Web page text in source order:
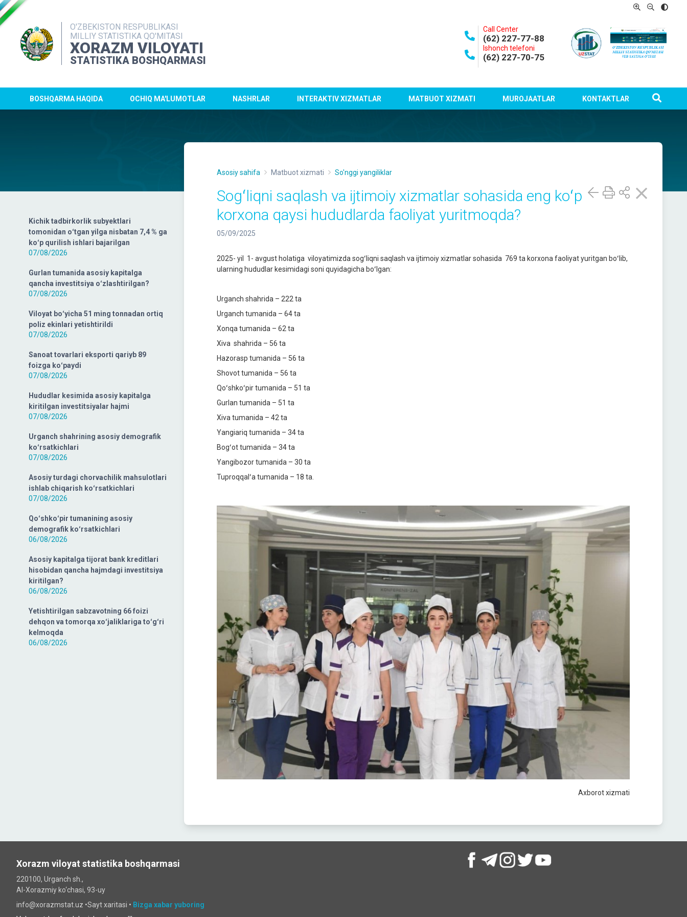
O'ZBEKISTON RESPUBLIKASI
MILLIY STATISTIKA QO'MITASI
XORAZM VILOYATI
STATISTIKA BOSHQARMASI
Call Center
(62) 227-77-88
Ishonch telefoni
(62) 227-70-75
BOSHQARMA HAQIDA OCHIQ MA'LUMOTLAR NASHRLAR INTERAKTIV XIZMATLAR MATBUOT XIZMATI MUROJAATLAR KONTAKTLAR
Kichik tadbirkorlik subyektlari
tomonidan oʻtgan yilga nisbatan 7,4 % ga
koʻp qurilish ishlari bajarilgan
07/08/2026
Gurlan tumanida asosiy kapitalga
qancha investitsiya oʻzlashtirilgan?
07/08/2026
Viloyat boʻyicha 51 ming tonnadan ortiq
poliz ekinlari yetishtirildi
07/08/2026
Sanoat tovarlari eksporti qariyb 89
foizga koʻpaydi
07/08/2026
Hududlar kesimida asosiy kapitalga
kiritilgan investitsiyalar hajmi
07/08/2026
Urganch shahrining asosiy demografik
koʻrsatkichlari
07/08/2026
Asosiy turdagi chorvachilik mahsulotlari
ishlab chiqarish koʻrsatkichlari
07/08/2026
Qoʻshkoʻpir tumanining asosiy
demografik koʻrsatkichlari
06/08/2026
Asosiy kapitalga tijorat bank kreditlari
hisobidan qancha hajmdagi investitsiya
kiritilgan?
06/08/2026
Yetishtirilgan sabzavotning 66 foizi
dehqon va tomorqa xoʻjaliklariga toʻgʻri
kelmoqda
06/08/2026
Asosiy sahifa Matbuot xizmati So'nggi yangiliklar
Sogʻliqni saqlash va ijtimoiy xizmatlar sohasida eng koʻp
korxona qaysi hududlarda faoliyat yuritmoqda?
05/09/2025
2025- yil 1- avgust holatiga viloyatimizda sogʻliqni saqlash va ijtimoiy xizmatlar sohasida 769 ta korxona faoliyat yuritgan boʻlib,
ularning hududlar kesimidagi soni quyidagicha boʻlgan:
Urganch shahrida – 222 ta
Urganch tumanida – 64 ta
Xonqa tumanida – 62 ta
Xiva shahrida – 56 ta
Hazorasp tumanida – 56 ta
Shovot tumanida – 56 ta
Qoʻshkoʻpir tumanida – 51 ta
Gurlan tumanida – 51 ta
Xiva tumanida – 42 ta
Yangiariq tumanida – 34 ta
Bogʻot tumanida – 34 ta
Yangibozor tumanida – 30 ta
Tuproqqalʻa tumanida – 18 ta.
Axborot xizmati
Xorazm viloyat statistika boshqarmasi
220100, Urganch sh.,
Al-Xorazmiy ko‘chаsi, 93-uy
info@xorazmstat.uz •Sayt xaritasi • Bizga xabar yuboring